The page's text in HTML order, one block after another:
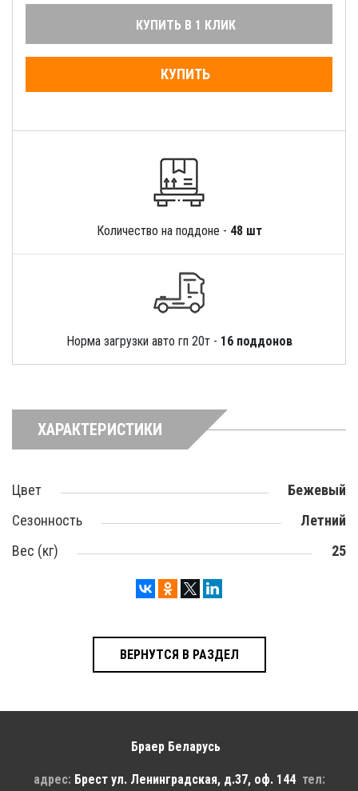
КУПИТЬ В 1 КЛИК
КУПИТЬ
Количество на поддоне - 48 шт
Норма загрузки авто гп 20т - 16 поддонов
ХАРАКТЕРИСТИКИ
Цвет
Бежевый
Сезонность
Летний
Вес (кг)
25
ВЕРНУТСЯ В РАЗДЕЛ
Браер Беларусь
адрес: Брест ул. Ленинградская, д.37, оф. 144 тел: